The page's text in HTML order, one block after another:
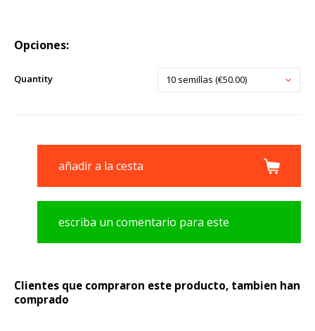
Opciones:
Quantity 10 semillas (€50.00)
añadir a la cesta
escriba un comentario para este
Clientes que compraron este producto, tambien han
comprado